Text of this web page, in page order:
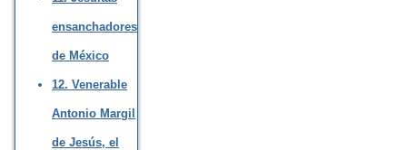
ensanchadores
de México
12. Venerable
Antonio Margil
de Jesús, el